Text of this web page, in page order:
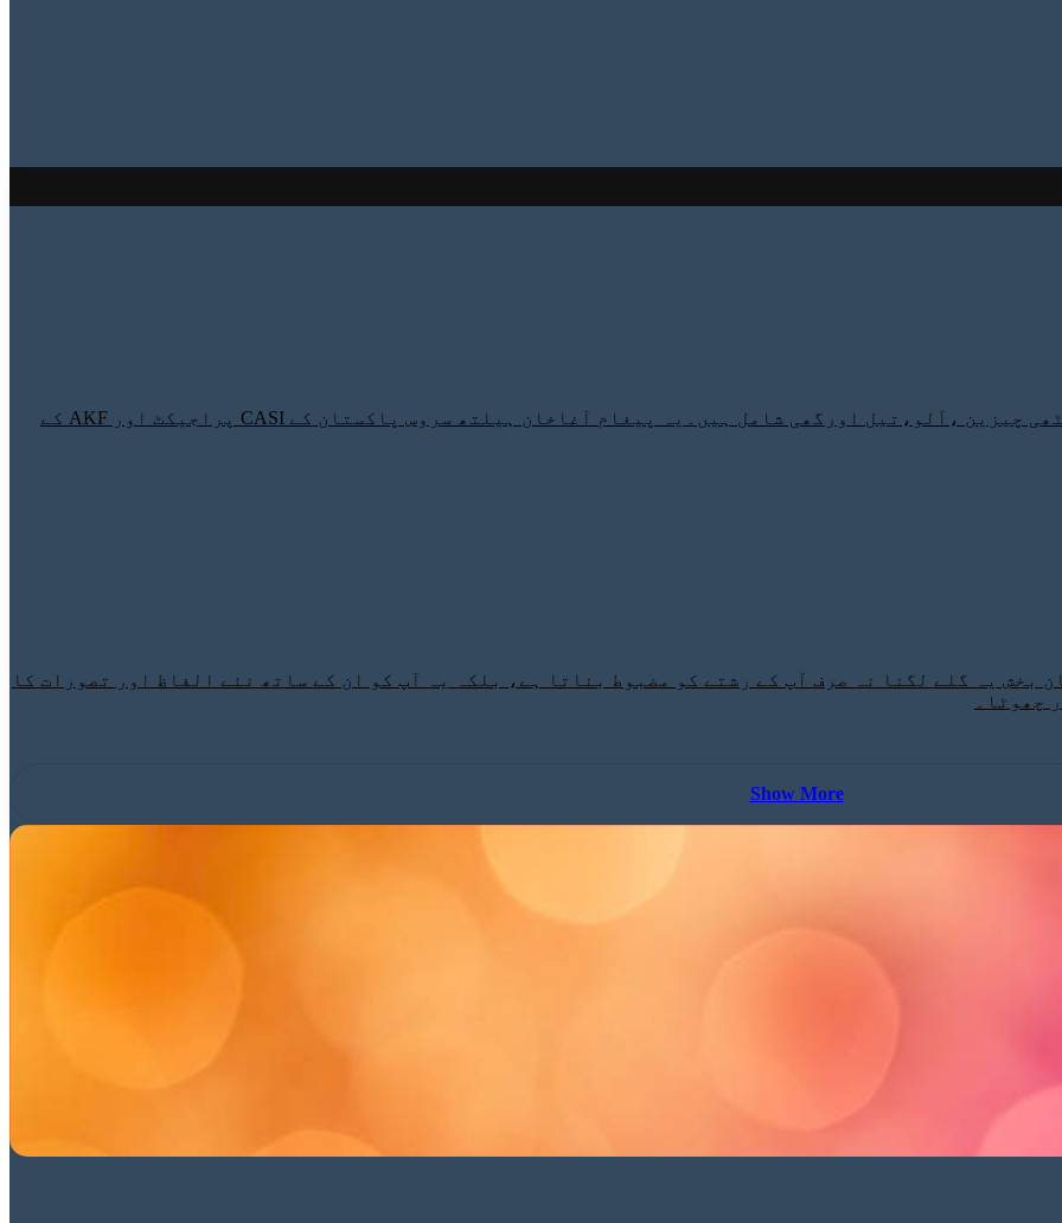
طاقت دینے والی خوراک میں گندم ،مکئی ،چاول،میٹھی چیزین ،آلو،تیل اورگھی شامل ہیں۔یہ پیغام آغاخان ہیلتھ سروس پاکستان کے CASI پراجیکٹ اور AKF کے
بخش یہ گلے لگنا نہ صرف آپ کے رشتے کو مضبوط بناتا ہے، بلکہ یہ آپ کو ان کے ساتھ نئے الفاظ اور تصورات کا
چھوٹا۔
Show More